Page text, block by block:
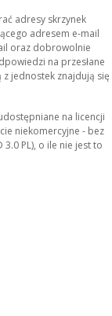
adresy skrzynek
adresem e-mail
oraz dobrowolnie
na przesłane
z jednostek znajdują się
na licencji
niekomercyjne - bez
3.0 PL), o ile nie jest to